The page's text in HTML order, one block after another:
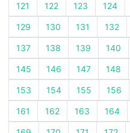
121 122 123 124
129 130 131 132
137 138 139 140
145 146 147 148
153 154 155 156
161 162 163 164